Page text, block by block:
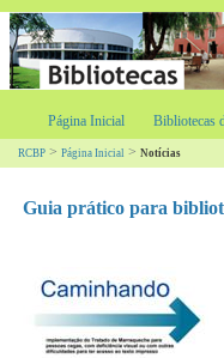
Página Inicial Bibliotecas
RCBP > Página Inicial > Notícias
Guia prático para